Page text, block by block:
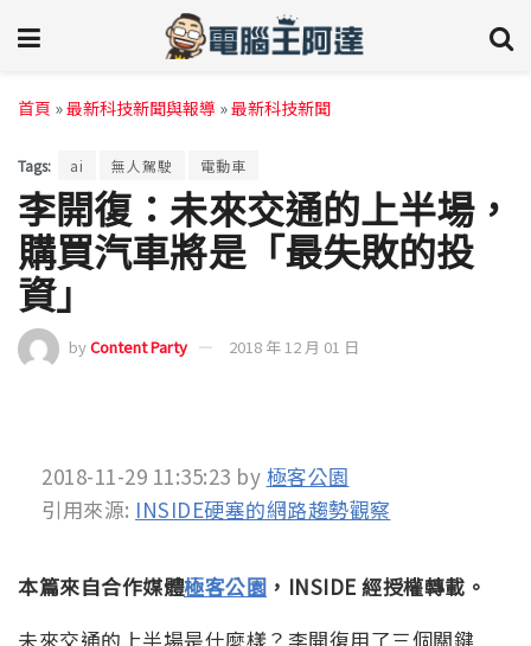
首頁 »最新科技新聞與報導 »最新科技新聞
Tags: ai 無人駕駛 電動車
李開復：未來交通的上半場，
購買汽車將是「最失敗的投
資」
byContent Party 2018 年 12 月 01 日
2018-11-29 11:35:23 by 極客公園
引用來源: INSIDE硬塞的網路趨勢觀察
本篇來自合作媒體極客公園 ，INSIDE 經授權轉載。
未來交通的上半場是什麼樣？李開復用了三個關鍵